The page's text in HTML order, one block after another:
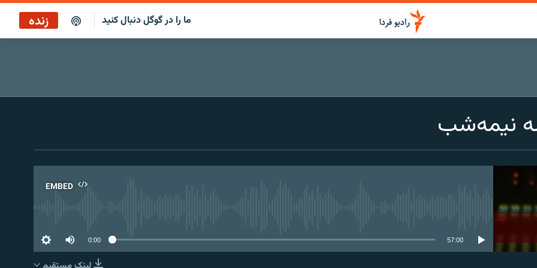
ما را در گوگل دنبال کنید زنده
نیمه‌شب
EMBED
0:00 57:00